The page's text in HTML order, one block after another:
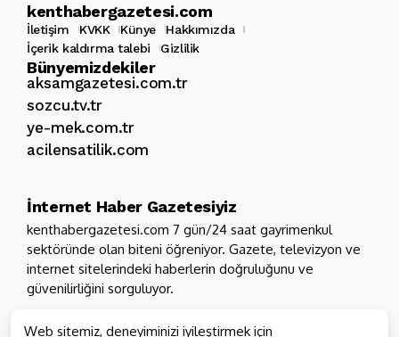
kenthabergazetesi.com
İletişim KVKK Künye
Hakkımızda
İçerik kaldırma talebi
Gizlilik
Bünyemizdekiler
aksamgazetesi.com.tr
sozcu.tv.tr
ye-mek.com.tr
acilensatilik.com
İnternet Haber Gazetesiyiz
kenthabergazetesi.com 7 gün/24 saat gayrimenkul
sektöründe olan biteni öğreniyor. Gazete, televizyon ve
internet sitelerindeki haberlerin doğruluğunu ve
güvenilirliğini sorguluyor.
Web sitemiz, deneyiminizi iyileştirmek için